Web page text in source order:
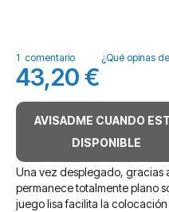
imágenes
1 comentario ¿Qué opinas
43,20 €
AVISADME CUANDO
DISPONIBLE
Una vez desplegado, gracias
permanece totalmente plano
juego lisa facilita la